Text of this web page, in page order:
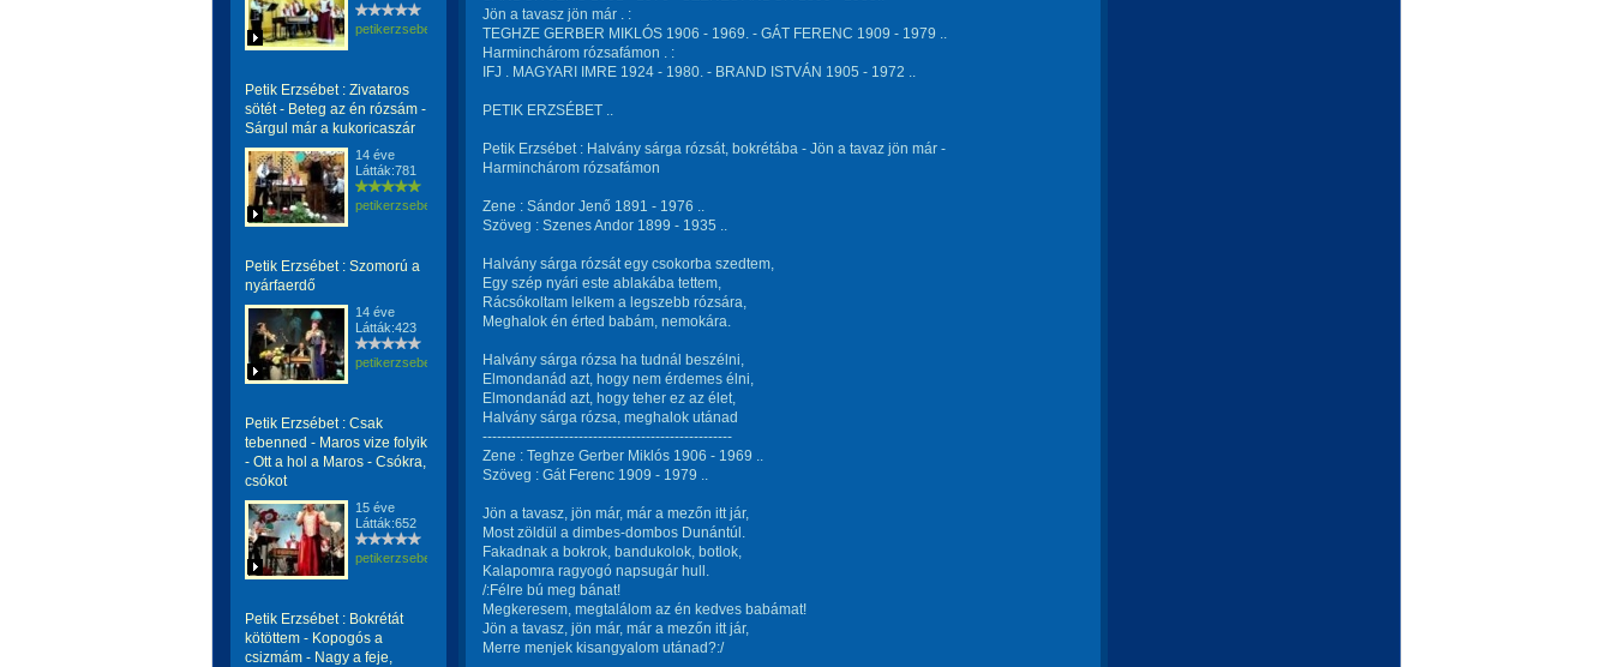
petikerzsebet
Petik Erzsébet : Zivataros
sötét - Beteg az én rózsám -
Sárgul már a kukoricaszár
14 éve
Látták:781
petikerzsebet
Petik Erzsébet : Szomorú a
nyárfaerdő
14 éve
Látták:423
petikerzsebet
Petik Erzsébet : Csak
tebenned - Maros vize folyik
- Ott a hol a Maros - Csókra,
csókot
15 éve
Látták:652
petikerzsebet
Petik Erzsébet : Bokrétát
kötöttem - Kopogós a
csizmám - Nagy a feje,
Jön a tavasz jön már . :
TEGHZE GERBER MIKLÓS 1906 - 1969. - GÁT FERENC 1909 - 1979 ..
Harminchárom rózsafámon . :
IFJ . MAGYARI IMRE 1924 - 1980. - BRAND ISTVÁN 1905 - 1972 ..
PETIK ERZSÉBET ..
Petik Erzsébet : Halvány sárga rózsát, bokrétába - Jön a tavaz jön már -
Harminchárom rózsafámon
Zene : Sándor Jenő 1891 - 1976 ..
Szöveg : Szenes Andor 1899 - 1935 ..
Halvány sárga rózsát egy csokorba szedtem,
Egy szép nyári este ablakába tettem,
Rácsókoltam lelkem a legszebb rózsára,
Meghalok én érted babám, nemokára.
Halvány sárga rózsa ha tudnál beszélni,
Elmondanád azt, hogy nem érdemes élni,
Elmondanád azt, hogy teher ez az élet,
Halvány sárga rózsa, meghalok utánad
----------------------------------------------------
Zene : Teghze Gerber Miklós 1906 - 1969 ..
Szöveg : Gát Ferenc 1909 - 1979 ..
Jön a tavasz, jön már, már a mezőn itt jár,
Most zöldül a dimbes-dombos Dunántúl.
Fakadnak a bokrok, bandukolok, botlok,
Kalapomra ragyogó napsugár hull.
/:Félre bú meg bánat!
Megkeresem, megtalálom az én kedves babámat!
Jön a tavasz, jön már, már a mezőn itt jár,
Merre menjek kisangyalom utánad?:/